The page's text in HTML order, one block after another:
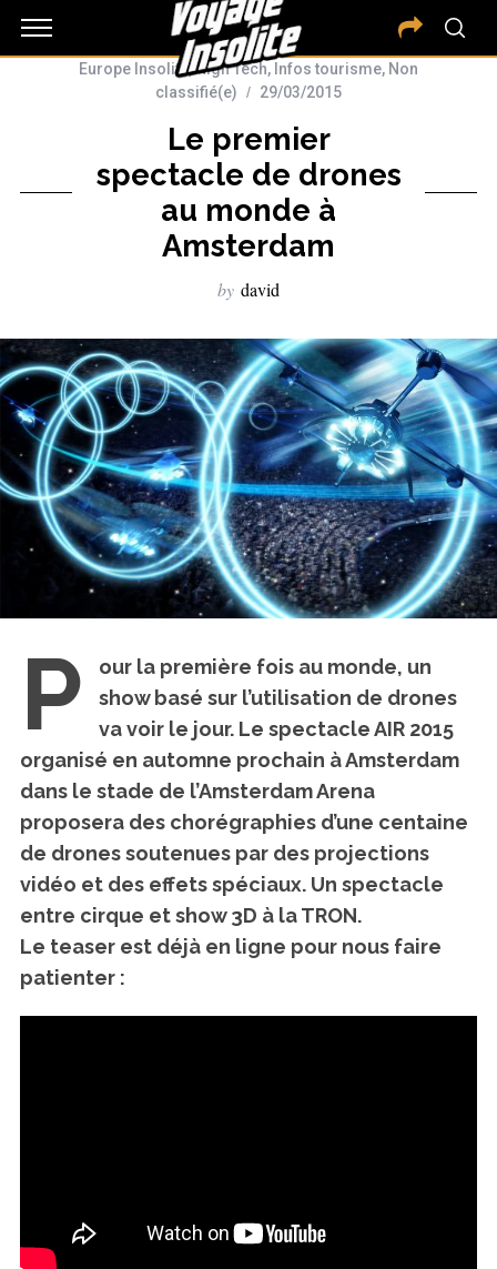
Europe Insolite,High Tech, Infos tourisme, Non
classifié(e)
29/03/2015
Le premier
spectacle de drones
au monde à
Amsterdam
by david
P our la première fois au monde, un
show basé sur l’utilisation de drones
va voir le jour. Le spectacle AIR 2015
organisé en automne prochain à Amsterdam
dans le stade de l’Amsterdam Arena
proposera des chorégraphies d’une centaine
de drones soutenues par des projections
vidéo et des effets spéciaux. Un spectacle
entre cirque et show 3D à la TRON.
Le teaser est déjà en ligne pour nous faire
patienter :